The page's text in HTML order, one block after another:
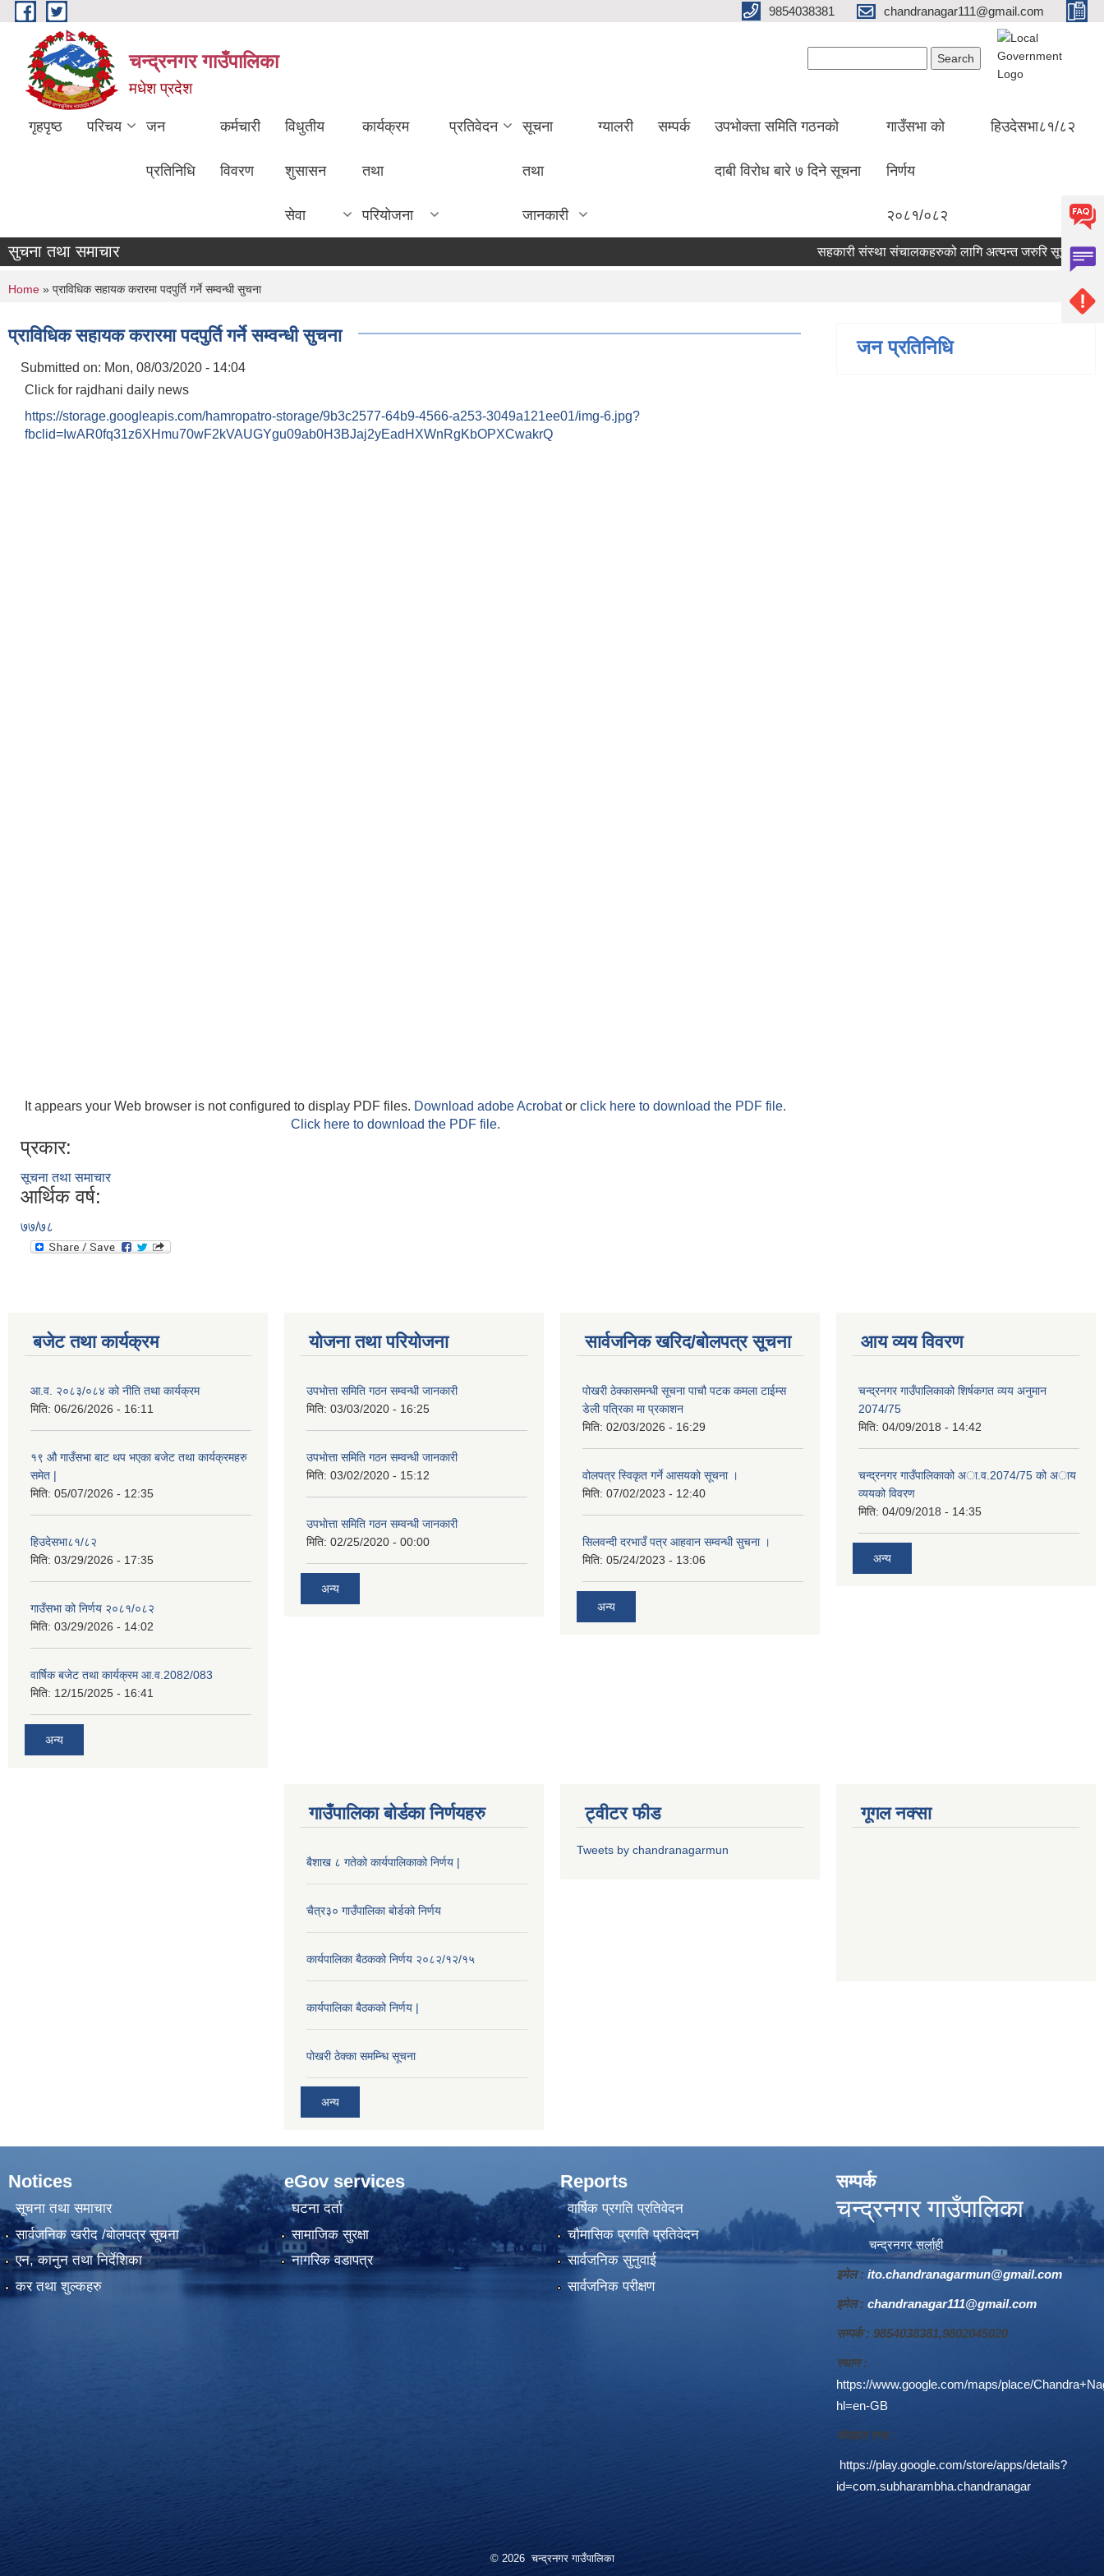
Skip to main content 9854038381 chandranagar111@gmail.com
चन्द्रनगर गाउँपालिका
मधेश प्रदेश
गृहपृष्ठ परिचय जन
प्रतिनिधि
कर्मचारी
विवरण
विधुतीय
शुसासन
सेवा
कार्यक्रम
तथा
परियोजना
प्रतिवेदन सूचना
तथा
जानकारी
ग्यालरी सम्पर्क उपभोक्ता समिति गठनको
दाबी विरोध बारे ७ दिने सूचना
गाउँसभा को
निर्णय
२०८१/०८२
हिउदेसभा८१/८२
सुचना तथा समाचार सहकारी संस्था संचालकहरुको लागि अत्यन्त जरुरि सूचना |
You are here
Home » प्राविधिक सहायक करारमा पदपुर्ति गर्ने सम्वन्धी सुचना
प्राविधिक सहायक करारमा पदपुर्ति गर्ने सम्वन्धी सुचना
Submitted on: Mon, 08/03/2020 - 14:04
Click for rajdhani daily news
https://storage.googleapis.com/hamropatro-storage/9b3c2577-64b9-4566-a253-3049a121ee01/img-6.jpg?
fbclid=IwAR0fq31z6XHmu70wF2kVAUGYgu09ab0H3BJaj2yEadHXWnRgKbOPXCwakrQ
It appears your Web browser is not configured to display PDF files. Download adobe Acrobator click here to download the PDF file.
Click here to download the PDF file.
प्रकार:
सूचना तथा समाचार
आर्थिक वर्ष:
७७/७८
जन प्रतिनिधि
बजेट तथा कार्यक्रम
आ.व. २०८३/०८४ को नीति तथा कार्यक्रम
मिति: 06/26/2026 - 16:11
१९ औ गाउँसभा बाट थप भएका बजेट तथा कार्यक्रमहरु
समेत |
मिति: 05/07/2026 - 12:35
हिउदेसभा८१/८२
मिति: 03/29/2026 - 17:35
गाउँसभा को निर्णय २०८१/०८२
मिति: 03/29/2026 - 14:02
वार्षिक बजेट तथा कार्यक्रम आ.व.2082/083
मिति: 12/15/2025 - 16:41
अन्य
योजना तथा परियोजना
उपभाेत्ता समिति गठन सम्वन्धी जानकारी
मिति: 03/03/2020 - 16:25
उपभाेत्ता समिति गठन सम्वन्धी जानकारी
मिति: 03/02/2020 - 15:12
उपभाेत्ता समिति गठन सम्वन्धी जानकारी
मिति: 02/25/2020 - 00:00
अन्य
सार्वजनिक खरिद/बोलपत्र सूचना
पोखरी ठेक्कासमन्धी सूचना पाचौ पटक कमला टाईम्स
डेली पत्रिका मा प्रकाशन
मिति: 02/03/2026 - 16:29
वोलपत्र स्विकृत गर्ने आसयकाे सूचना ।
मिति: 07/02/2023 - 12:40
सिलवन्दी दरभाउँ पत्र आहवान सम्वन्धी सुचना ।
मिति: 05/24/2023 - 13:06
अन्य
आय व्यय विवरण
चन्द्रनगर गाउँपालिकाको शिर्षकगत व्यय अनुमान
2074/75
मिति: 04/09/2018 - 14:42
चन्द्रनगर गाउँपालिकाको अा‍‍‍.व.2074/75 को अाय
व्ययको विवरण
मिति: 04/09/2018 - 14:35
अन्य
गाउँपालिका बोर्डका निर्णयहरु
बैशाख ८ गतेको कार्यपालिकाको निर्णय |
चैत्र३० गाउँपालिका बोर्डको निर्णय
कार्यपालिका बैठकको निर्णय २०८२/१२/१५
कार्यपालिका बैठकको निर्णय |
पोखरी ठेक्का समम्न्धि सूचना
अन्य
ट्वीटर फीड
Tweets by chandranagarmun
गूगल नक्सा
Notices
सूचना तथा समाचार
सार्वजनिक खरीद /बोलपत्र सूचना
एन, कानुन तथा निर्देशिका
कर तथा शुल्कहरु
eGov services
घटना दर्ता
सामाजिक सुरक्षा
नागरिक वडापत्र
Reports
वार्षिक प्रगति प्रतिवेदन
चौमासिक प्रगति प्रतिवेदन
सार्वजनिक सुनुवाई
सार्वजनिक परीक्षण
सम्पर्क
चन्द्रनगर गाउँपालिका
चन्द्रनगर सर्लाही
इमेल : ito.chandranagarmun@gmail.com
इमेल : chandranagar111@gmail.com
सम्पर्क : 9854038381,9802045020
स्थान :
https://www.google.com/maps/place/
hl=en-GB
माेवाइल एप्स :
https://play.google.com/store/apps/details?
id=com.subharambha.chandranagar
© 2026 चन्द्रनगर गाउँपालिका